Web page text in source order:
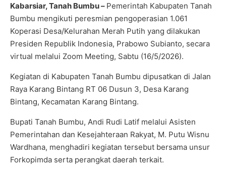
Kabarsiar, Tanah Bumbu – Pemerintah Kabupaten Tanah
Bumbu mengikuti peresmian pengoperasian 1.061
Koperasi Desa/Kelurahan Merah Putih yang dilakukan
Presiden Republik Indonesia, Prabowo Subianto, secara
virtual melalui Zoom Meeting, Sabtu (16/5/2026).
Kegiatan di Kabupaten Tanah Bumbu dipusatkan di Jalan
Raya Karang Bintang RT 06 Dusun 3, Desa Karang
Bintang, Kecamatan Karang Bintang.
Bupati Tanah Bumbu, Andi Rudi Latif melalui Asisten
Pemerintahan dan Kesejahteraan Rakyat, M. Putu Wisnu
Wardhana, menghadiri kegiatan tersebut bersama unsur
Forkopimda serta perangkat daerah terkait.